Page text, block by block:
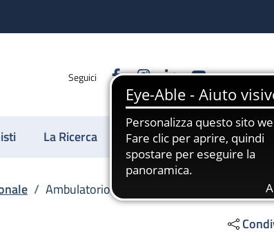
Seguici FacebookInstagram
LinkedinYouTube
La Ricerca Sostienici
/ Ambulatorio aferesi terapeutica